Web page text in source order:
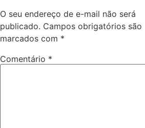
O seu endereço de e-mail não será
publicado. Campos obrigatórios são
marcados com *
Comentário *